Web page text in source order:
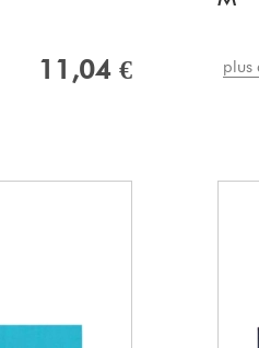
11,04 € plus